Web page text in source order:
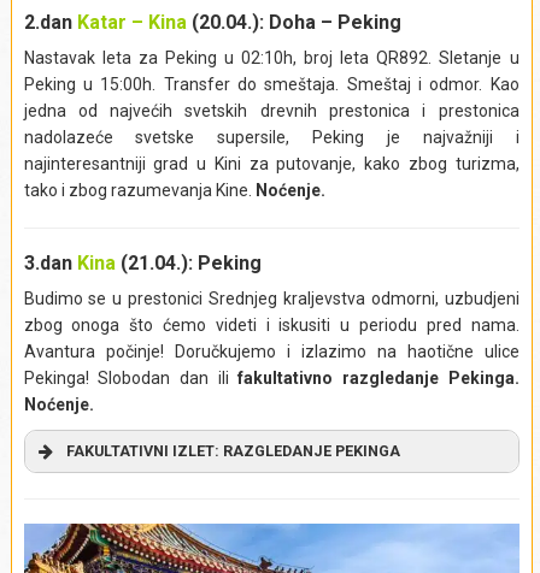
2.dan Katar – Kina (20.04.): Doha – Peking
Nastavak leta za Peking u 02:10h, broj leta QR892. Sletanje u
Peking u 15:00h. Transfer do smeštaja. Smeštaj i odmor. Kao
jedna od najvećih svetskih drevnih prestonica i prestonica
nadolazeće svetske supersile, Peking je najvažniji i
najinteresantniji grad u Kini za putovanje, kako zbog turizma,
tako i zbog razumevanja Kine. Noćenje.
3.dan Kina (21.04.): Peking
Budimo se u prestonici Srednjeg kraljevstva odmorni, uzbudjeni
zbog onoga što ćemo videti i iskusiti u periodu pred nama.
Avantura počinje! Doručkujemo i izlazimo na haotične ulice
Pekinga! Slobodan dan ili fakultativno razgledanje Pekinga.
Noćenje.
FAKULTATIVNI IZLET: RAZGLEDANJE PEKINGA
znamenitostima prestonice Kine. Prvo odlazimo dotrga
Tijenanmen(Tiananmen), osmog najvećeg trga na svetu, čiji